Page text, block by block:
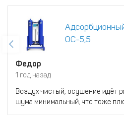
ОС-5,5
Федор
1 год назад
Воздух чистый, осушение идёт
шума минимальный, что тоже